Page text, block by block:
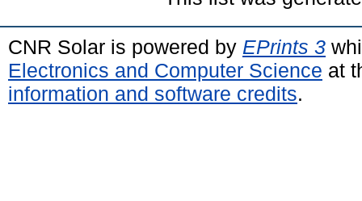
CNR Solar is powered by EPrints 3
Electronics and Computer Science at
information and software credits.